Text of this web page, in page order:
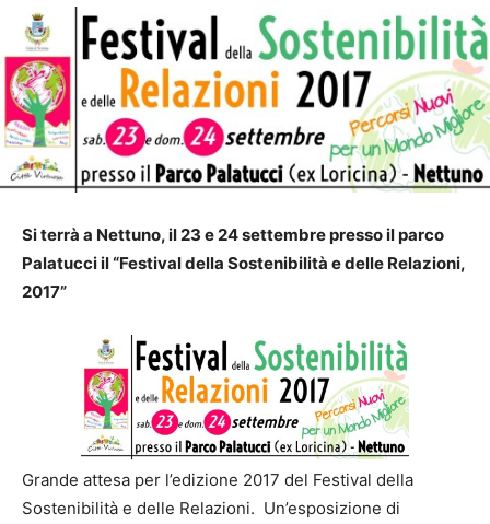
Si terrà a Nettuno, il 23 e 24 settembre presso il parco
Palatucci il “Festival della Sostenibilità e delle Relazioni,
2017”
Grande attesa per l’edizione 2017 del Festival della
Sostenibilità e delle Relazioni. Un’esposizione di